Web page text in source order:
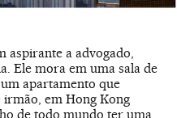
aspirante a advogado,
Ele mora em uma sala de
apartamento que
em Hong Kong
de todo mundo ter uma